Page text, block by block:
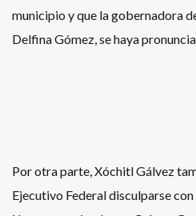
municipio y que la gobernadora
Delfina Gómez, se haya
Por otra parte, Xóchitl Gálvez
Ejecutivo Federal disculparse con